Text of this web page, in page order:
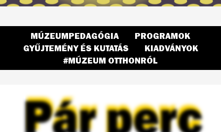
GyakranMÚZEUMPEDAGÓGIA
PROGRAMOK
GYŰJTEMÉNY ÉS KUTATÁS
KIADVÁNYOK
#MÚZEUM OTTHONRÓL